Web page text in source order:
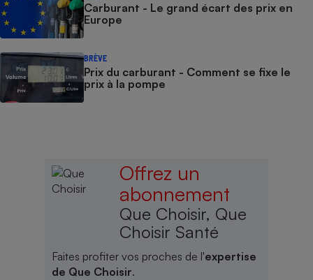
Carburant - Le grand écart des prix en
Europe
BRÈVE
Prix du carburant - Comment se fixe le
prix à la pompe
Offrez un
abonnement
Que Choisir, Que
Choisir Santé
Faites profiter vos proches de l'expertise
de Que Choisir.